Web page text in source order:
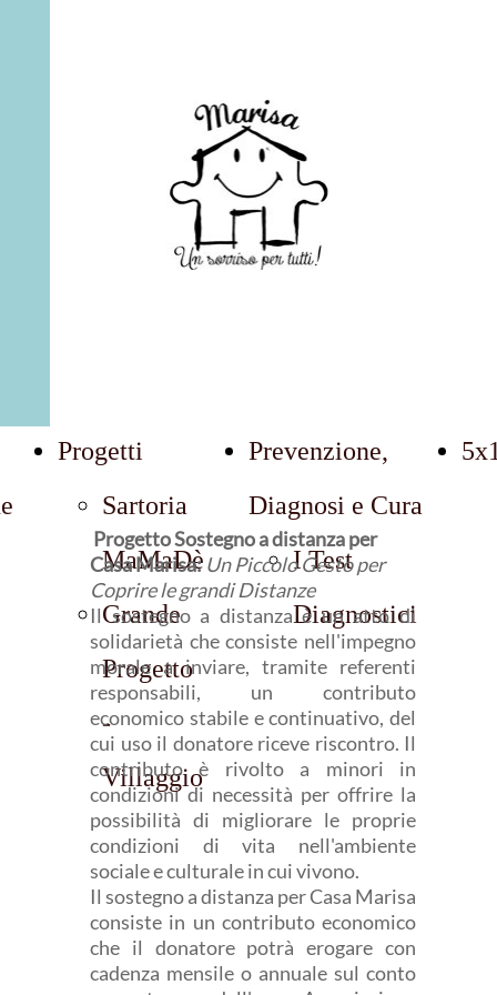
Progetti
Sartoria
MaMaDè
Grande
Progetto
-
Villaggio
Prevenzione,
Diagnosi e Cura
I Test
Diagnostici
Progetto Sostegno a distanzaper
Casa Marisa:Un Piccolo Gesto per
Coprire le grandi Distanze
Il sostegno a distanza è un atto di
solidarietà che consiste nell'impegno
moralea inviare, tramite referenti
responsabili, un contributo
economico stabile e continuativo, del
cui uso il donatore riceve riscontro. Il
contributo è rivolto a minori in
condizioni di necessità per offrire la
possibilità di migliorare le proprie
condizioni di vita nell'ambiente
sociale e culturale in cui vivono.
Il sostegno a distanza per Casa Marisa
consiste in un contributo economico
che il donatore potrà erogare con
cadenza mensile o annuale sul conto